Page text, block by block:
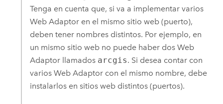
Tenga en cuenta que, si va a implementar varios
Web Adaptor en el mismo sitio web (puerto),
deben tener nombres distintos. Por ejemplo, en
un mismo sitio web no puede haber dos Web
Adaptor llamados arcgis. Si desea contar con
varios Web Adaptor con el mismo nombre, debe
instalarlos en sitios web distintos (puertos).